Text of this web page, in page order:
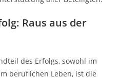
Raus aus der
des Erfolgs, sowohl im
beruflichen Leben, ist die